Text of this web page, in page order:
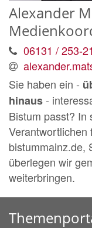
Alexander
06131 / 253-
Sie haben ein -
hinaus-
Bistum passt? In
Verantwortlichen
bistummainz.de,
überlegen wir
weiterbringen.